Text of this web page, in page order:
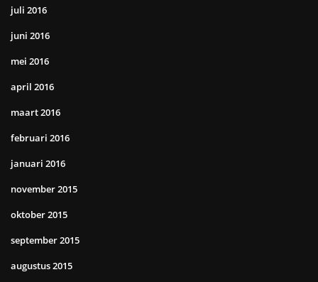
juli 2016
juni 2016
mei 2016
april 2016
maart 2016
februari 2016
januari 2016
november 2015
oktober 2015
september 2015
augustus 2015